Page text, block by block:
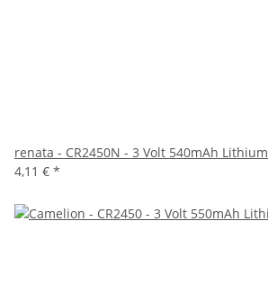
renata - CR2450N - 3 Volt 540mAh Lithium
4,11 € *